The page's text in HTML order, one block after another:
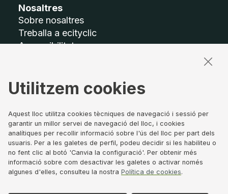
Nosaltres
Sobre nosaltres
Treballa a ecityclic
Accessibilitat
Termes legals
Política de privacitat
Política de Cookies
Canal de denúncies
Govern corporatiu
Utilitzem cookies
Aquest lloc utilitza cookies tècniques de navegació i sessió per
garantir un millor servei de navegació del lloc, i cookies
analítiques per recollir informació sobre l'ús del lloc per part dels
usuaris. Per a les galetes de perfil, podeu decidir si les habiliteu o
no fent clic al botó 'Canvia la configuració'. Per obtenir més
informació sobre com desactivar les galetes o activar només
algunes d'elles, consulteu la nostra Política de cookies.